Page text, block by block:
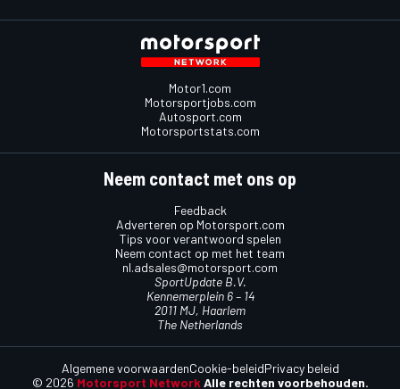
Motor1.com
Motorsportjobs.com
Autosport.com
Motorsportstats.com
Neem contact met ons op
Feedback
Adverteren op Motorsport.com
Tips voor verantwoord spelen
Neem contact op met het team
nl.adsales@motorsport.com
SportUpdate B.V.
Kennemerplein 6 – 14
2011 MJ, Haarlem
The Netherlands
© 2026 Motorsport Network Alle rechten voorbehouden.
Algemene voorwaardenCookie-beleidPrivacy beleid